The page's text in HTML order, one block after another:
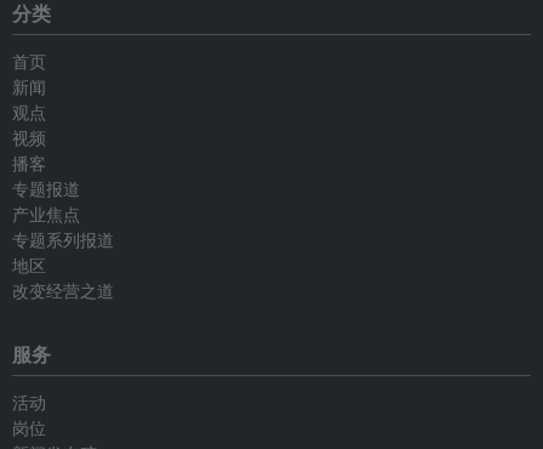
分类
首页
新闻
观点
视频
播客
专题报道
产业焦点
专题系列报道
地区
改变经营之道
服务
活动
岗位